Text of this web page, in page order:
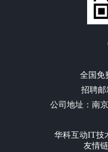
全国免
招聘邮
公司地址：南
华科互动IT技
友情